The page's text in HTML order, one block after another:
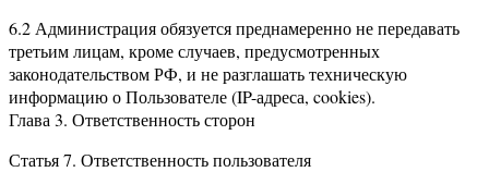
6.2 Администрация обязуется преднамеренно не передавать
третьим лицам, кроме случаев, предусмотренных
законодательством РФ, и не разглашать техническую
информацию о Пользователе (IP-адреса, cookies).
Глава 3. Ответственность сторон
Статья 7. Ответственность пользователя